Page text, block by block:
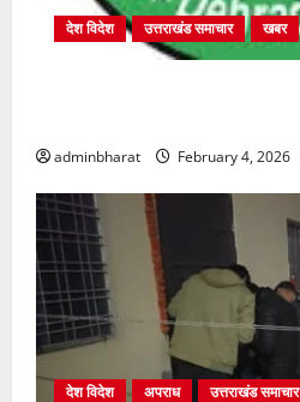
देश विदेश उत्तराखंड समाचार खबर
adminbharat February 4, 2026
देश विदेश अपराध उत्तराखंड समाचार